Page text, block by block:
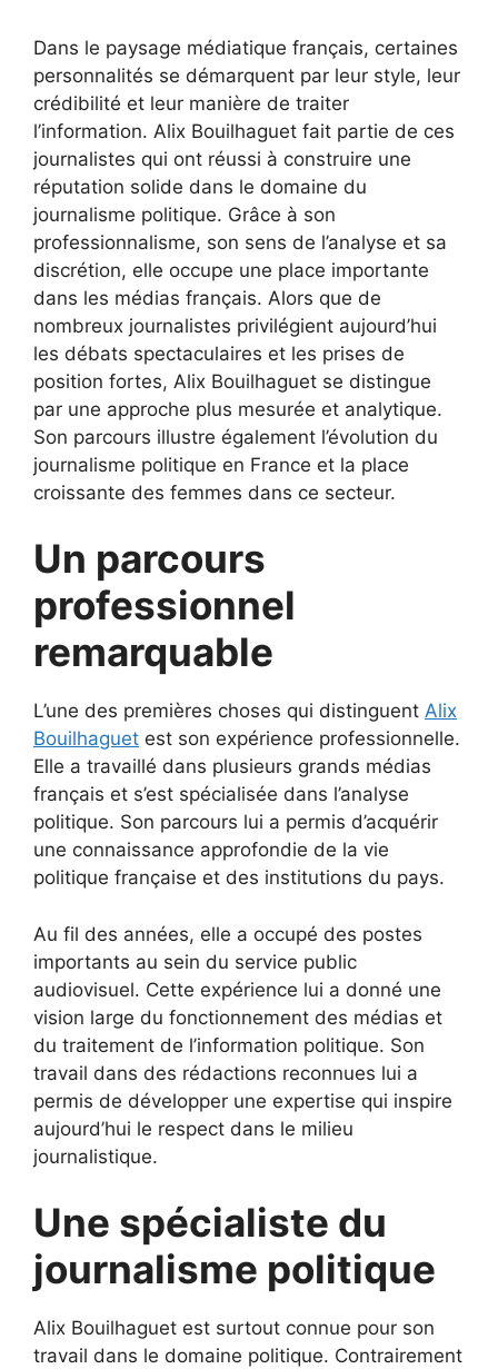
Dans le paysage médiatique français, certaines
personnalités se démarquent par leur style, leur
crédibilité et leur manière de traiter
l’information. Alix Bouilhaguet fait partie de ces
journalistes qui ont réussi à construire une
réputation solide dans le domaine du
journalisme politique. Grâce à son
professionnalisme, son sens de l’analyse et sa
discrétion, elle occupe une place importante
dans les médias français. Alors que de
nombreux journalistes privilégient aujourd’hui
les débats spectaculaires et les prises de
position fortes, Alix Bouilhaguet se distingue
par une approche plus mesurée et analytique.
Son parcours illustre également l’évolution du
journalisme politique en France et la place
croissante des femmes dans ce secteur.
Un parcours
professionnel
remarquable
L’une des premières choses qui distinguent Alix
Bouilhaguet est son expérience professionnelle.
Elle a travaillé dans plusieurs grands médias
français et s’est spécialisée dans l’analyse
politique. Son parcours lui a permis d’acquérir
une connaissance approfondie de la vie
politique française et des institutions du pays.
Au fil des années, elle a occupé des postes
importants au sein du service public
audiovisuel. Cette expérience lui a donné une
vision large du fonctionnement des médias et
du traitement de l’information politique. Son
travail dans des rédactions reconnues lui a
permis de développer une expertise qui inspire
aujourd’hui le respect dans le milieu
journalistique.
Une spécialiste du
journalisme politique
Alix Bouilhaguet est surtout connue pour son
travail dans le domaine politique. Contrairement